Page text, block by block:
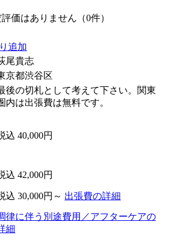
評価はありません（0件）
追加
尾貴志
京都渋谷区
後の切札として考えて下さい。関東
内は出張費は無料です。
込 40,000円
込 42,000円
込 30,000円～ 出張費の詳細
律に伴う別途費用／アフターケアの
細